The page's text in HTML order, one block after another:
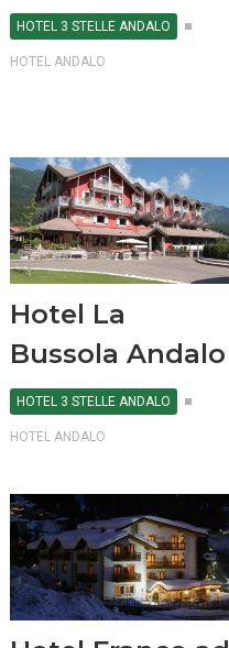
HOTEL 3 STELLE ANDALO
HOTEL ANDALO
Hotel La
Bussola Andalo
HOTEL 3 STELLE ANDALO
HOTEL ANDALO